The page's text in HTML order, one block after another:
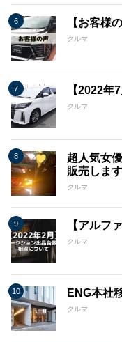
【お客様
クルマ
【2022年
クルマ
超人気女
販売しま
クルマ
【アルフ
クルマ
ENG本社
クルマ